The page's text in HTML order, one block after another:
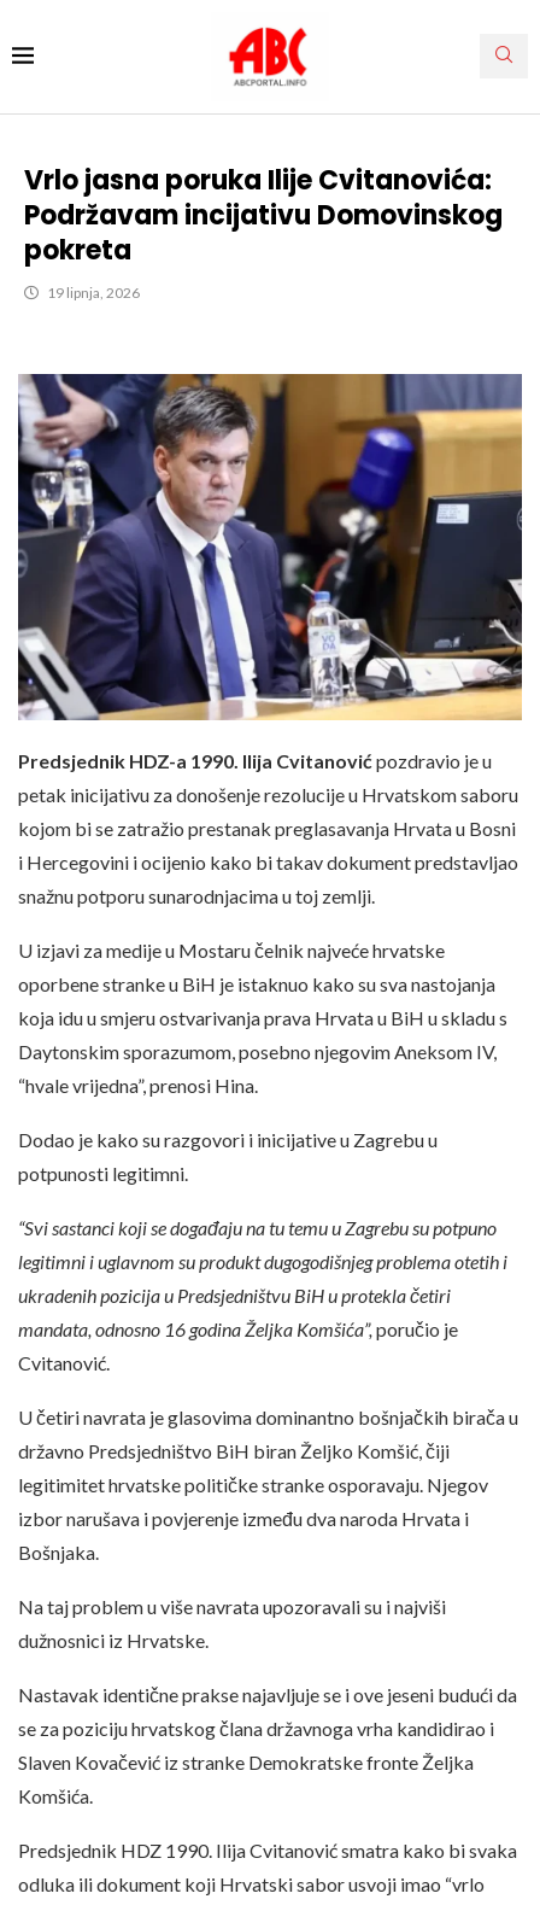
Vrlo jasna poruka Ilije Cvitanovića:
Podržavam incijativu Domovinskog
pokreta
19 lipnja, 2026
Predsjednik HDZ-a 1990. Ilija Cvitanovićpozdravio je u
petak inicijativu za donošenje rezolucije u Hrvatskom saboru
kojom bi se zatražio prestanak preglasavanja Hrvata u Bosni
i Hercegovini i ocijenio kako bi takav dokument predstavljao
snažnu potporu sunarodnjacima u toj zemlji.
U izjavi za medije u Mostaru čelnik najveće hrvatske
oporbene stranke u BiH je istaknuo kako su sva nastojanja
koja idu u smjeru ostvarivanja prava Hrvata u BiH u skladu s
Daytonskim sporazumom, posebno njegovim Aneksom IV,
“hvale vrijedna”, prenosi Hina.
Dodao je kako su razgovori i inicijative u Zagrebu u
potpunosti legitimni.
“Svi sastanci koji se događaju na tu temu u Zagrebu su potpuno
legitimni i uglavnom su produkt dugogodišnjeg problema otetih i
ukradenih pozicija u Predsjedništvu BiH u protekla četiri
mandata, odnosno 16 godina Željka Komšića”, poručio je
Cvitanović.
U četiri navrata je glasovima dominantno bošnjačkih birača u
državno Predsjedništvo BiH biran Željko Komšić, čiji
legitimitet hrvatske političke stranke osporavaju. Njegov
izbor narušava i povjerenje između dva naroda Hrvata i
Bošnjaka.
Na taj problem u više navrata upozoravali su i najviši
dužnosnici iz Hrvatske.
Nastavak identične prakse najavljuje se i ove jeseni budući da
se za poziciju hrvatskog člana državnoga vrha kandidirao i
Slaven Kovačević iz stranke Demokratske fronte Željka
Komšića.
Predsjednik HDZ 1990. Ilija Cvitanović smatra kako bi svaka
odluka ili dokument koji Hrvatski sabor usvoji imao “vrlo